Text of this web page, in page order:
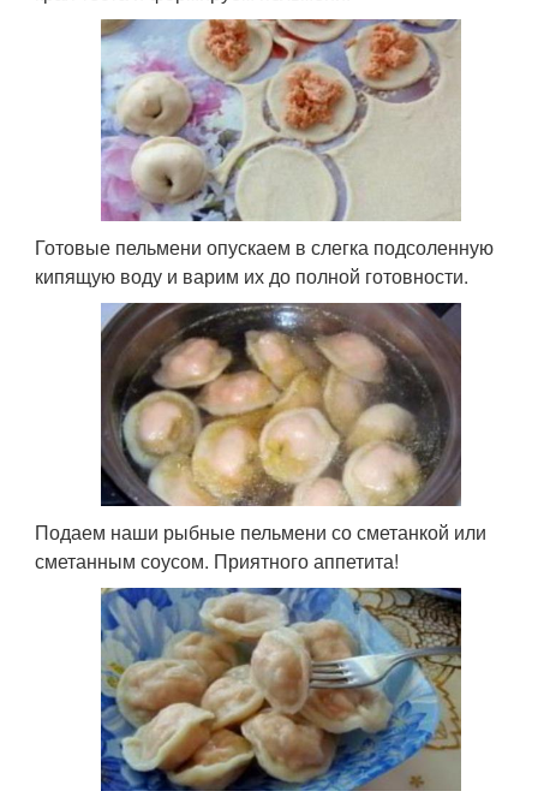
Готовые пельмени опускаем в слегка подсоленную
кипящую воду и варим их до полной готовности.
Подаем наши рыбные пельмени со сметанкой или
сметанным соусом. Приятного аппетита!